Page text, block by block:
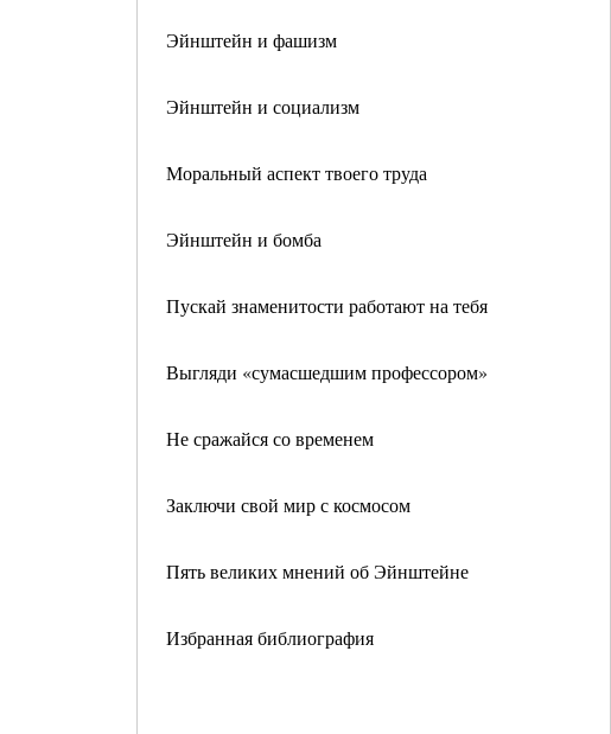
Эйнштейн и фашизм
Эйнштейн и социализм
Моральный аспект твоего труда
Эйнштейн и бомба
Пускай знаменитости работают на тебя
Выгляди «сумасшедшим профессором»
Не сражайся со временем
Заключи свой мир с космосом
Пять великих мнений об Эйнштейне
Избранная библиография